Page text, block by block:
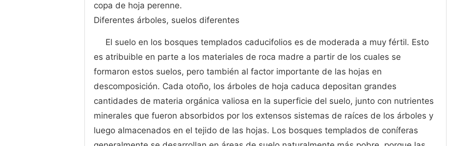
copa de hoja perenne.
Diferentes árboles, suelos diferentes
El suelo en los bosques templados caducifolios es de moderada a muy fértil. Esto
es atribuible en parte a los materiales de roca madre a partir de los cuales se
formaron estos suelos, pero también al factor importante de las hojas en
descomposición. Cada otoño, los árboles de hoja caduca depositan grandes
cantidades de materia orgánica valiosa en la superficie del suelo, junto con nutrientes
minerales que fueron absorbidos por los extensos sistemas de raíces de los árboles y
luego almacenados en el tejido de las hojas. Los bosques templados de coníferas